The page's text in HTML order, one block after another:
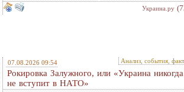
Украина.ру
07.08.2026 09:54 Анализ, события,
Рокировка Залужного, или «Украина никогда
не вступит в НАТО»